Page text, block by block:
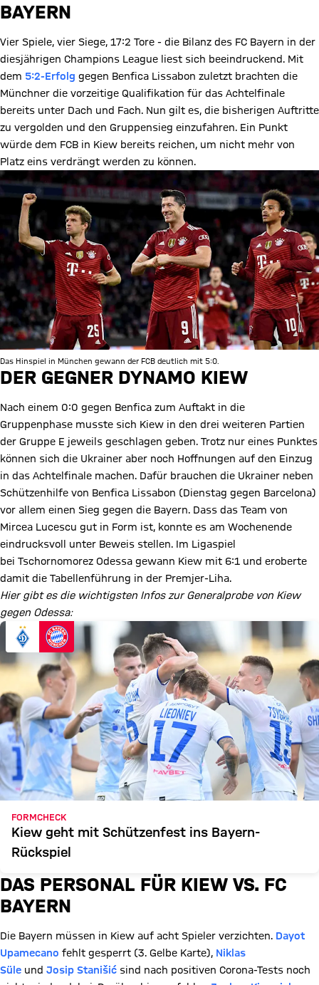
BAYERN
Vier Spiele, vier Siege, 17:2 Tore - die Bilanz des FC Bayern in der
diesjährigen Champions League liest sich beeindruckend. Mit
dem 5:2-Erfolg gegen Benfica Lissabon zuletzt brachten die
Münchner die vorzeitige Qualifikation für das Achtelfinale
bereits unter Dach und Fach. Nun gilt es, die bisherigen Auftritte
zu vergolden und den Gruppensieg einzufahren. Ein Punkt
würde dem FCB in Kiew bereits reichen, um nicht mehr von
Platz eins verdrängt werden zu können.
Das Hinspiel in München gewann der FCB deutlich mit 5:0.
DER GEGNER DYNAMO KIEW
Nach einem 0:0 gegen Benfica zum Auftakt in die
Gruppenphase musste sich Kiew in den drei weiteren Partien
der Gruppe E jeweils geschlagen geben. Trotz nur eines Punktes
können sich die Ukrainer aber noch Hoffnungen auf den Einzug
in das Achtelfinale machen. Dafür brauchen die Ukrainer neben
Schützenhilfe von Benfica Lissabon (Dienstag gegen Barcelona)
vor allem einen Sieg gegen die Bayern. Dass das Team von
Mircea Lucescu gut in Form ist, konnte es am Wochenende
eindrucksvoll unter Beweis stellen. Im Ligaspiel
bei Tschornomorez Odessa gewann Kiew mit 6:1 und eroberte
damit die Tabellenführung in der Premjer-Liha.
Hier gibt es die wichtigsten Infos zur Generalprobe von Kiew
gegen Odessa:
FORMCHECK
Kiew geht mit Schützenfest ins Bayern-
Rückspiel
DAS PERSONAL FÜR KIEW VS. FC
BAYERN
Die Bayern müssen in Kiew auf acht Spieler verzichten. Dayot
Upamecano fehlt gesperrt (3. Gelbe Karte), Niklas
Süle und Josip Stanišić sind nach positiven Corona-Tests noch